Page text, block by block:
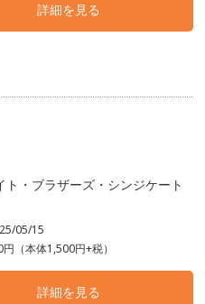
詳細を見る
ト・ブラザーズ・シンジケート
05/15
（本体1,500円+税）
詳細を見る